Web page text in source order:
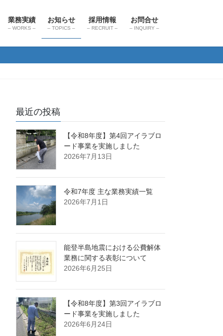
業務実績
– WORKS –
お知らせ
– TOPICS –
採用情報
– RECRUIT –
お問合せ
– INQUIRY –
最近の投稿
【令和8年度】第4回アイラブロ
ード事業を実施しました
2026年7月13日
令和7年度 主な業務実績一覧
2026年7月1日
能登半島地震における公費解体
業務に関する表彰について
2026年6月25日
【令和8年度】第3回アイラブロ
ード事業を実施しました
2026年6月24日